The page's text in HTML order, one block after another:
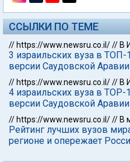
ССЫЛКИ ПО ТЕМЕ
// https://www.newsru.co.il/// В
3 израильских вуза в
версии Саудовской Аравии
// https://www.newsru.co.il/// В
4 израильских вуза в
версии Саудовской Аравии
// https://www.newsru.co.il/// В
Рейтинг лучших вузов
регионе и опережает